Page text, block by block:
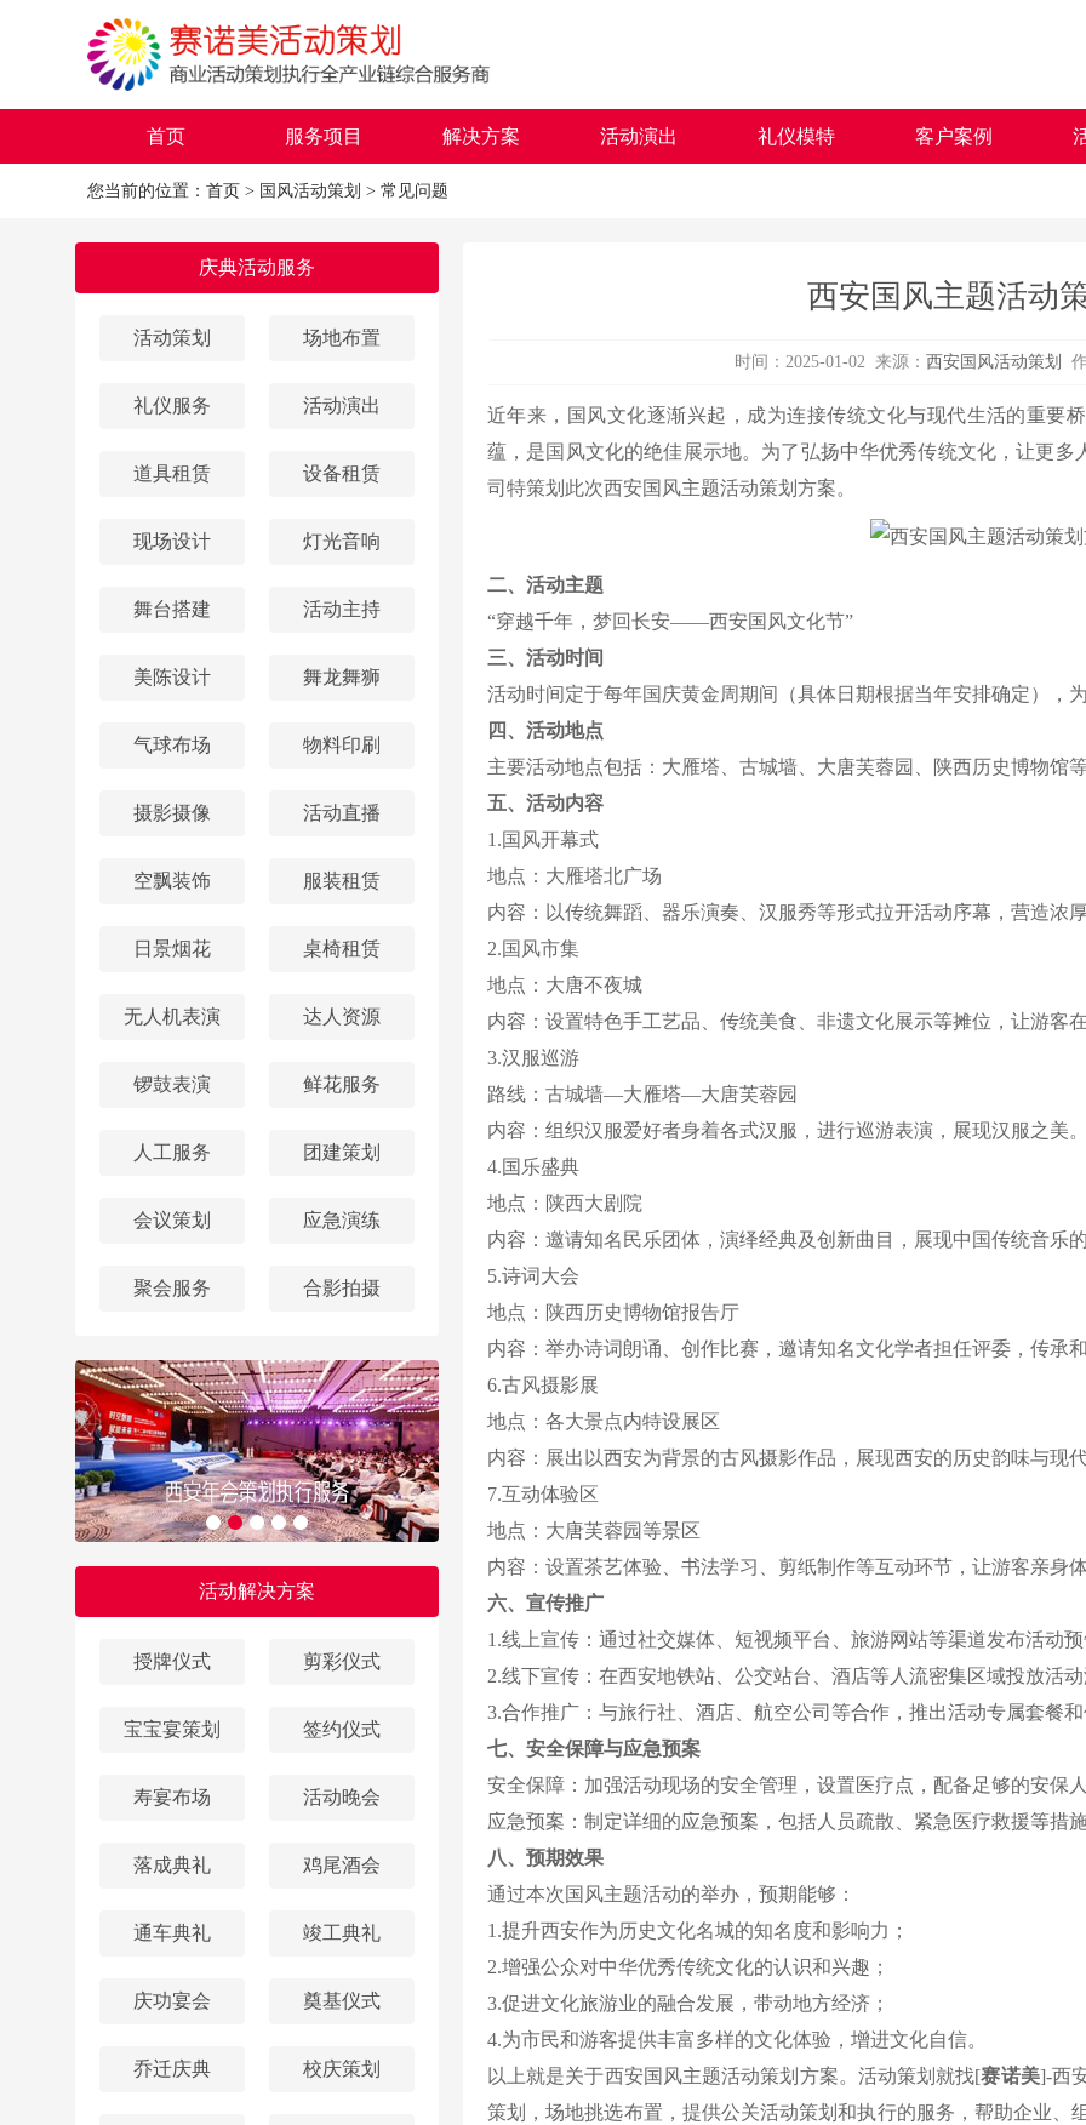
首页 服务项目 解决方案 活动演出 礼仪模特 客户案例
您当前的位置： 首页 > 国风活动策划 > 常见问题
庆典活动服务
活动策划 场地布置
礼仪服务 活动演出
道具租赁 设备租赁
现场设计 灯光音响
舞台搭建 活动主持
美陈设计 舞龙舞狮
气球布场 物料印刷
摄影摄像 活动直播
空飘装饰 服装租赁
日景烟花 桌椅租赁
无人机表演 达人资源
锣鼓表演 鲜花服务
人工服务 团建策划
会议策划 应急演练
聚会服务 合影拍摄
活动解决方案
授牌仪式 剪彩仪式
宝宝宴策划 签约仪式
寿宴布场 活动晚会
落成典礼 鸡尾酒会
通车典礼 竣工典礼
庆功宴会 奠基仪式
乔迁庆典 校庆策划
西安国风主题活动
时间：2025-01-02 来源： 西安国风活动策划
近年来，国风文化逐渐兴起，成为连接传统文化与现代生活的重要
蕴，是国风文化的绝佳展示地。为了弘扬中华优秀传统文化，让更
司特策划此次西安国风主题活动策划方案。
二、活动主题
“穿越千年，梦回长安——西安国风文化节”
三、活动时间
活动时间定于每年国庆黄金周期间（具体日期根据当年安排确定），
四、活动地点
主要活动地点包括：大雁塔、古城墙、大唐芙蓉园、陕西历史博物馆
五、活动内容
1.国风开幕式
地点：大雁塔北广场
内容：以传统舞蹈、器乐演奏、汉服秀等形式拉开活动序幕，营造浓
2.国风市集
地点：大唐不夜城
内容：设置特色手工艺品、传统美食、非遗文化展示等摊位，让游客
3.汉服巡游
路线：古城墙—大雁塔—大唐芙蓉园
内容：组织汉服爱好者身着各式汉服，进行巡游表演，展现汉服之美
4.国乐盛典
地点：陕西大剧院
内容：邀请知名民乐团体，演绎经典及创新曲目，展现中国传统音乐
5.诗词大会
地点：陕西历史博物馆报告厅
内容：举办诗词朗诵、创作比赛，邀请知名文化学者担任评委，传承
6.古风摄影展
地点：各大景点内特设展区
内容：展出以西安为背景的古风摄影作品，展现西安的历史韵味与现
7.互动体验区
地点：大唐芙蓉园等景区
内容：设置茶艺体验、书法学习、剪纸制作等互动环节，让游客亲身
六、宣传推广
1.线上宣传：通过社交媒体、短视频平台、旅游网站等渠道发布活动
2.线下宣传：在西安地铁站、公交站台、酒店等人流密集区域投放活
3.合作推广：与旅行社、酒店、航空公司等合作，推出活动专属套餐
七、安全保障与应急预案
安全保障：加强活动现场的安全管理，设置医疗点，配备足够的安保
应急预案：制定详细的应急预案，包括人员疏散、紧急医疗救援等措
八、预期效果
通过本次国风主题活动的举办，预期能够：
1.提升西安作为历史文化名城的知名度和影响力；
2.增强公众对中华优秀传统文化的认识和兴趣；
3.促进文化旅游业的融合发展，带动地方经济；
4.为市民和游客提供丰富多样的文化体验，增进文化自信。
以上就是关于西安国风主题活动策划方案。活动策划就找[赛诺美]-西
策划，场地挑选布置，提供公关活动策划和执行的服务，帮助企业、